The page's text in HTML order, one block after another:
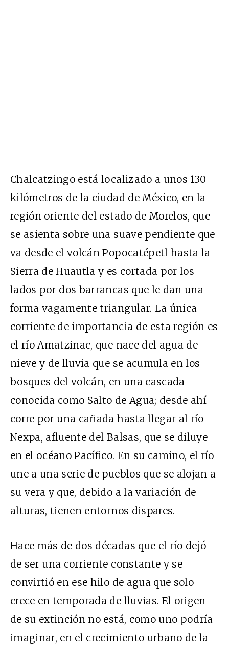
Chalcatzingo está localizado a unos 130
kilómetros de la ciudad de México, en la
región oriente del estado de Morelos, que
se asienta sobre una suave pendiente que
va desde el volcán Popocatépetl hasta la
Sierra de Huautla y es cortada por los
lados por dos barrancas que le dan una
forma vagamente triangular. La única
corriente de importancia de esta región es
el río Amatzinac, que nace del agua de
nieve y de lluvia que se acumula en los
bosques del volcán, en una cascada
conocida como Salto de Agua; desde ahí
corre por una cañada hasta llegar al río
Nexpa, afluente del Balsas, que se diluye
en el océano Pacífico. En su camino, el río
une a una serie de pueblos que se alojan a
su vera y que, debido a la variación de
alturas, tienen entornos dispares.
Hace más de dos décadas que el río dejó
de ser una corriente constante y se
convirtió en ese hilo de agua que solo
crece en temporada de lluvias. El origen
de su extinción no está, como uno podría
imaginar, en el crecimiento urbano de la